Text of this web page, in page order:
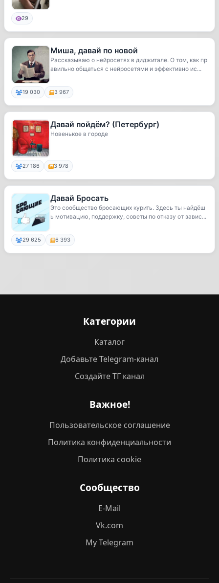
29
Миша, давай по новой
Рассказываю о нейросетях в диджитале. О том, как пр
авильно общаться с нейросетями и эффективно ис...
19 030 3 967
Давай пойдём? (Петербург)
Новенькое в городе
27 186 3 978
Давай Бросать
Это сообщество бросающих курить. Здесь ты найдёш
ь мотивацию, поддержку, советы по отказу от завис...
29 625 6 393
Категории
Каталог
Добавьте Telegram-канал
Создайте ТГ канал
Важное!
Пользовательское соглашение
Политика конфиденциальности
Политика cookie
Сообщество
E-Mail
Vk.com
My Telegram